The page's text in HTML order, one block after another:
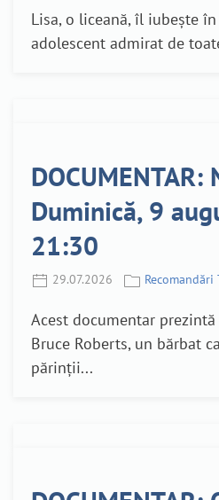
Lisa, o liceană, îl iubește
adolescent admirat de
Duminică, 9
21:30
29.07.2026 Recomandări
Acest documentar
Bruce Roberts, un bărbat
părinții...